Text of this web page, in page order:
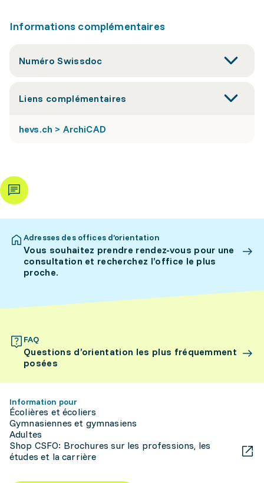
Informations complémentaires
Numéro Swissdoc
Liens complémentaires
hevs.ch > ArchiCAD
Adresses des offices d’orientation
Vous souhaitez prendre rendez-vous pour une
consultation et recherchez l’office le plus
proche.
FAQ
Questions d’orientation les plus fréquemment
posées
Information pour
Écolières et écoliers
Gymnasiennes et gymnasiens
Adultes
Shop CSFO: Brochures sur les professions, les
études et la carrière